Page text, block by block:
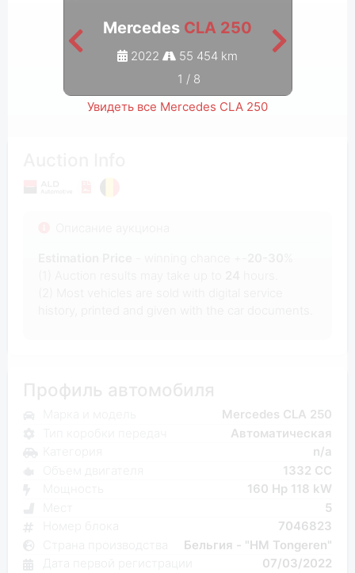
Mercedes CLA 250
2022 55 454 km
1 / 8
Увидеть все Mercedes CLA 250
Mercedes CLA 250
Автоматическая
n/a
1332 CC
160 Hp 118 kW
5
7046823
Бельгия - "HM Tongeren"
07/03/2022